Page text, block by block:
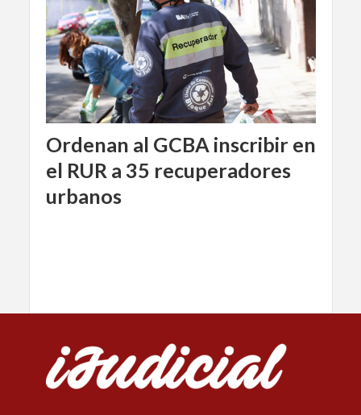
Ordenan al GCBA inscribir en
el RUR a 35 recuperadores
urbanos